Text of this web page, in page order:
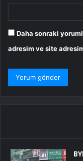
Daha sonraki
adresim ve site